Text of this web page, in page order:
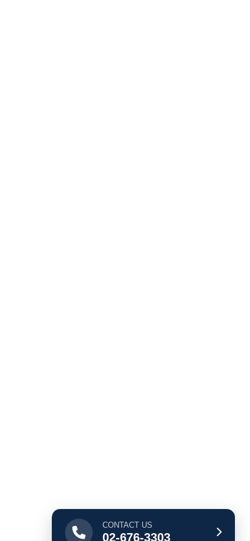
CONTACT US
02-676-3303